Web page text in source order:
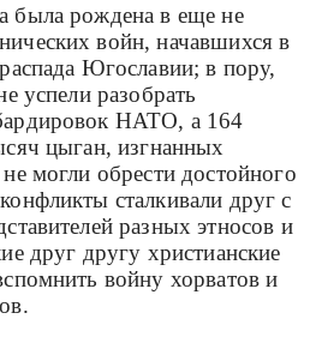
была рождена в еще не
войн, начавшихся в
Югославии; в пору,
успели разобрать
НАТО, а 164
цыган, изгнанных
могли обрести достойного
сталкивали друг с
разных этносов и
друг другу христианские
войну хорватов и